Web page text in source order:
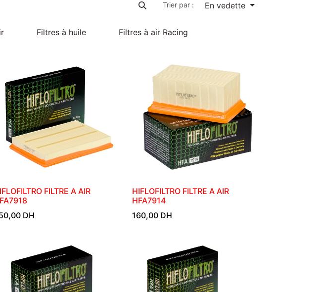
Trier par : En vedette
Filtres à huile Filtres à air Racing
FILTRE A AIR
DH
HIFLOFILTRO FILTRE A AIR
HFA7914
160,00 DH